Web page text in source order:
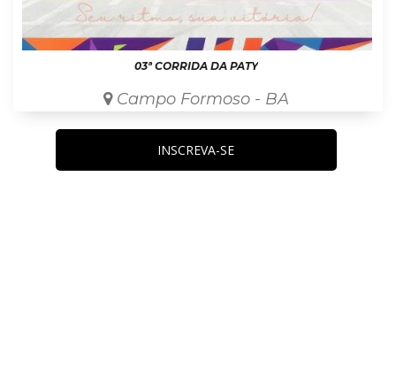
03ª CORRIDA DA PATY
Campo Formoso - BA
INSCREVA-SE